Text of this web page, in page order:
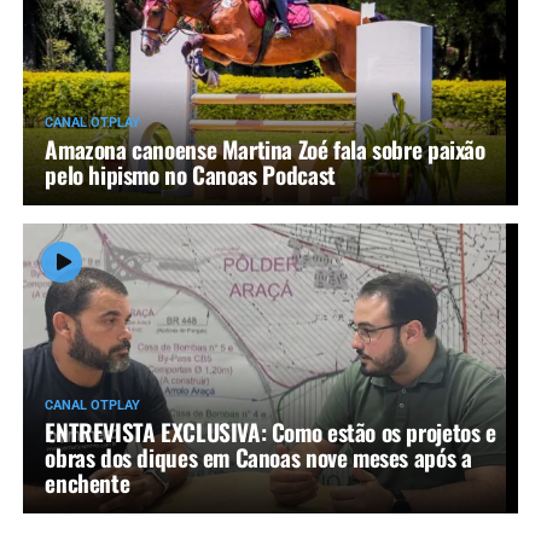
CANAL OTPLAY
Amazona canoense Martina Zoé fala sobre paixão
pelo hipismo no Canoas Podcast
CANAL OTPLAY
ENTREVISTA EXCLUSIVA: Como estão os projetos e
obras dos diques em Canoas nove meses após a
enchente